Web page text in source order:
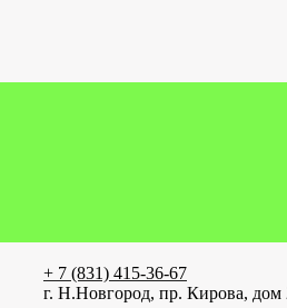
+ 7 (831) 415-36-67
г. Н.Новгород, пр. Кирова, дом